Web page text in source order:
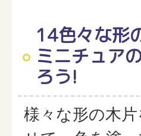
14色々な形
ミニチュア
ろう!
様々な形の木